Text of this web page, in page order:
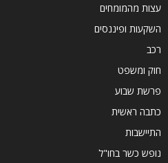
עצות מהמומחים
השקעות ופיננסים
רכב
חוק ומשפט
פרשת שבוע
כתבה ראשית
התיישבות
נופש כשר בחו"ל